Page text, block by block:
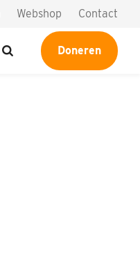
Doneren
Webshop
Contact